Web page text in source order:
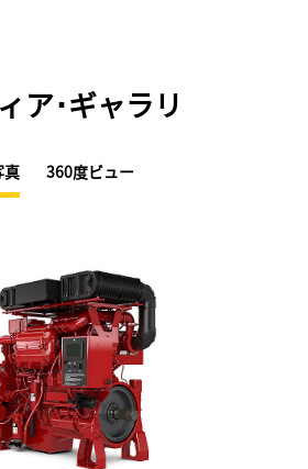
ア･ギャラリ
真 360度ビュー